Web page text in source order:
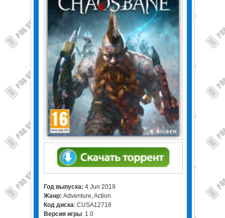
Год выпуска: 4 Jun 2019
Жанр: Adventure, Action
Код диска: CUSA12718
Версия игры: 1.0